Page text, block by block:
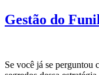
Gestão do
Se você já se perguntou